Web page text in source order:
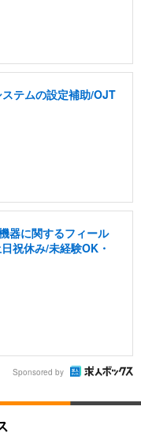
ステムの設定補助/OJT
器に関するフィール
祝休み/未経験OK・
Sponsored by